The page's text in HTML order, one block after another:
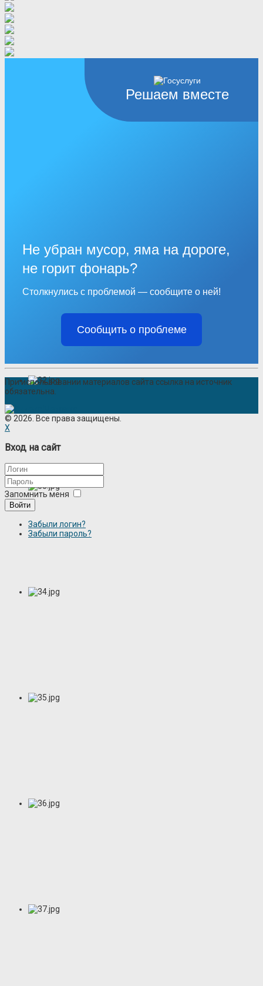
Решаем вместе
Не убран мусор, яма на дороге,
не горит фонарь?
Столкнулись с проблемой — сообщите о ней!
Сообщить о проблеме
При использовании материалов сайта ссылка на источник
обязательна.
© 2026. Все права защищены.
X
Вход на сайт
Запомнить меня
Войти
Забыли логин?
Забыли пароль?